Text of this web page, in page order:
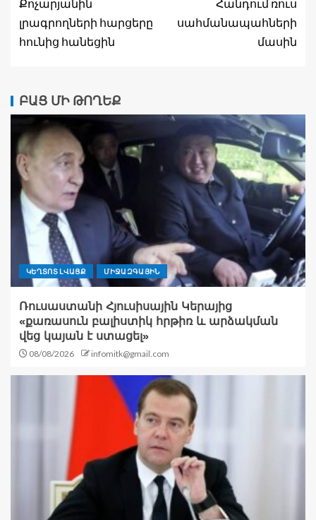
Քոչարյանին
լրագրողների հարցերը
հունից հանեցին
Հանդում ռուս
սահմանապահների
մասին
ԲԱՑ ՄԻ ԹՈՂԵՔ
ԿԵՂՏՈՏ ԼՎԱՑՔ ՄԻՋԱԶԳԱՅԻՆ
Ռուսաստանի Հյուսիսային Կերայից
«քառասուն բալիստիկ հրթիռ և արձակման
վեց կայան է ստացել»
08/08/2026 infomitk@gmail.com